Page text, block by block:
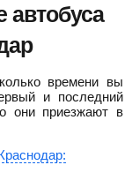
времени вы
и последний
они приезжают в